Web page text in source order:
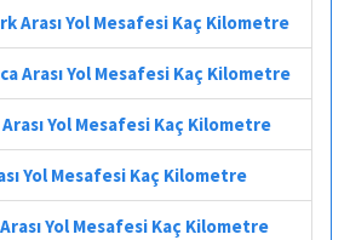
Arası Yol Mesafesi Kaç Kilometre
Arası Yol Mesafesi Kaç Kilometre
Yol Mesafesi Kaç Kilometre
Yol Mesafesi Kaç Kilometre
Yol Mesafesi Kaç Kilometre